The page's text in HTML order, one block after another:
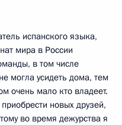
испанского языка,
мира в России
в том числе
могла усидеть дома, тем
очень мало кто владеет.
новых друзей,
во время дежурства я